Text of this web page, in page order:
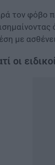
τον φόβο
με
οι